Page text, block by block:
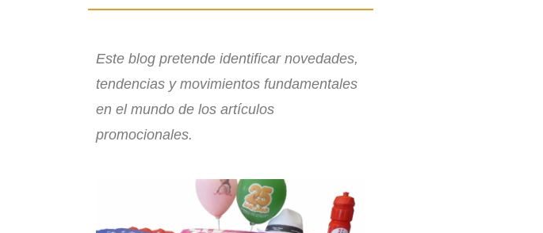
Este blog pretende identificar novedades,
tendencias y movimientos fundamentales
en el mundo de los artículos
promocionales.